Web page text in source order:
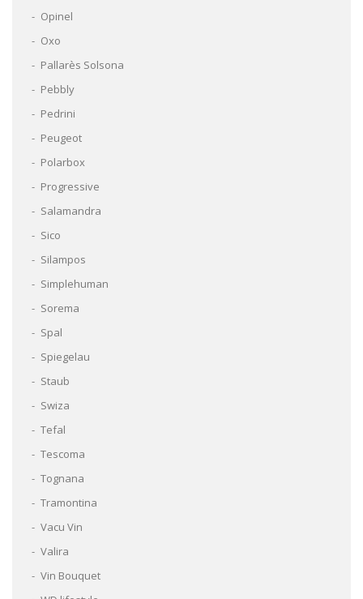
Opinel
Oxo
Pallarès Solsona
Pebbly
Pedrini
Peugeot
Polarbox
Progressive
Salamandra
Sico
Silampos
Simplehuman
Sorema
Spal
Spiegelau
Staub
Swiza
Tefal
Tescoma
Tognana
Tramontina
Vacu Vin
Valira
Vin Bouquet